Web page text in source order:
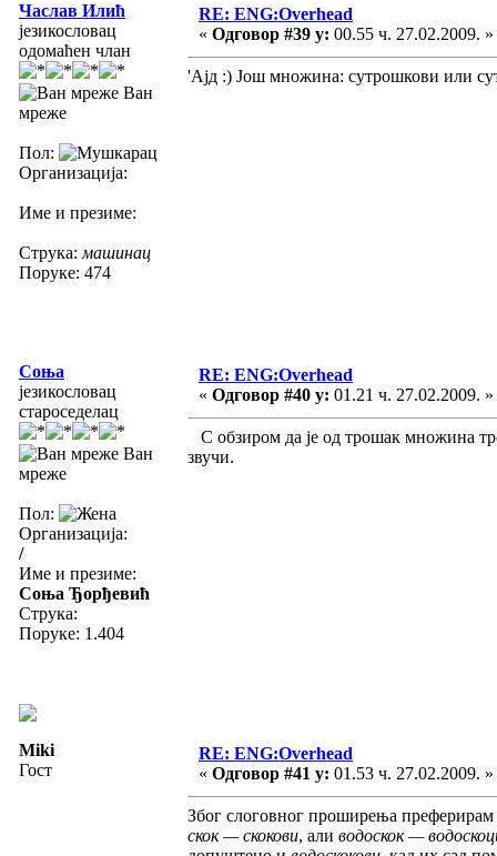
Часлав Илић
језикословац
одомаћен члан
Ван
мреже
Пол:
Организација:
Име и презиме:
Струка: машинац
Поруке: 474
RE: ENG:Overhead
« Одговор #39 у: 00.55 ч. 27.02.2009. »
'Ајд :) Још множина: сутрошкови или
Соња
језикословац
староседелац
Ван
мреже
Пол:
Организација:
/
Име и презиме:
Соња Ђорђевић
Струка:
Поруке: 1.404
RE: ENG:Overhead
« Одговор #40 у: 01.21 ч. 27.02.2009. »
С обзиром да је од трошак множина
звучи.
Miki
Гост
RE: ENG:Overhead
« Одговор #41 у: 01.53 ч. 27.02.2009. »
Због слоговног проширења
скок — скокови, али водоскок —